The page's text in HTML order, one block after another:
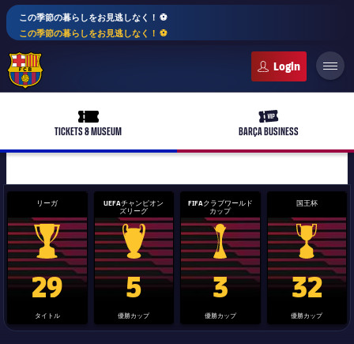
この季節の暮らしをお見逃しなく！ ⚽️
この季節の暮らしをお見逃しなく！ ⚽️
ticket-full
TICKETS & MUSEUM
ticket-vip
BARÇA BUSINESS
plusicon
label.aria.plus
バルサアカデミー
plusicon
label.aria.plus
リーガ
La Liga trophy
29
タイトル
UEFAチャンピオン
ズリーグ
Champions League trophy
5
優勝カップ
FIFAクラブワールド
カップ
label.aria.clubworldcup
3
優勝カップ
国王杯
国王杯
32
優勝カップ